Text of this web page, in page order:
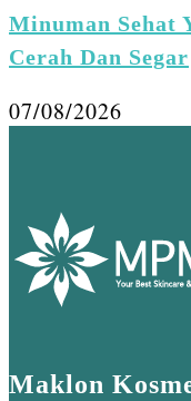
Minuman Sehat
Cerah Dan Segar
07/08/2026
Maklon